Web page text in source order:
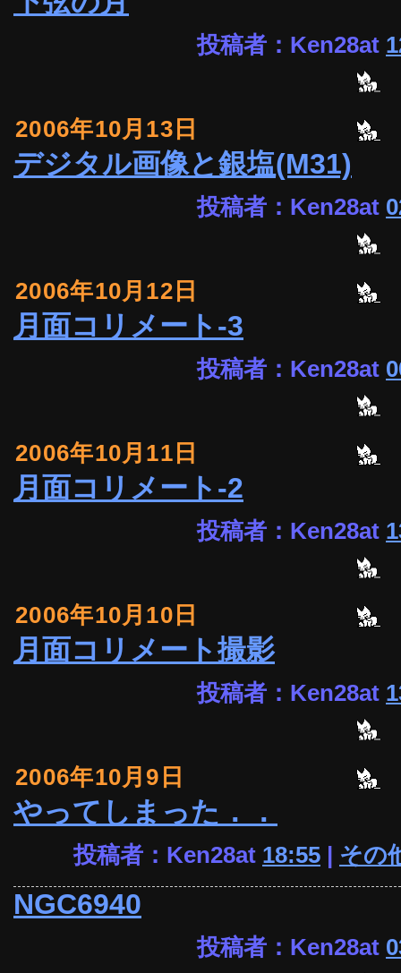
投稿者：Ken28at
2006年10月13日
デジタル画像と銀塩(M31)
投稿者：Ken28at
2006年10月12日
月面コリメート-3
投稿者：Ken28at
2006年10月11日
月面コリメート-2
投稿者：Ken28at
2006年10月10日
月面コリメート撮影
投稿者：Ken28at
2006年10月9日
やってしまった．．
投稿者：Ken28at 18:55 | その
NGC6940
投稿者：Ken28at